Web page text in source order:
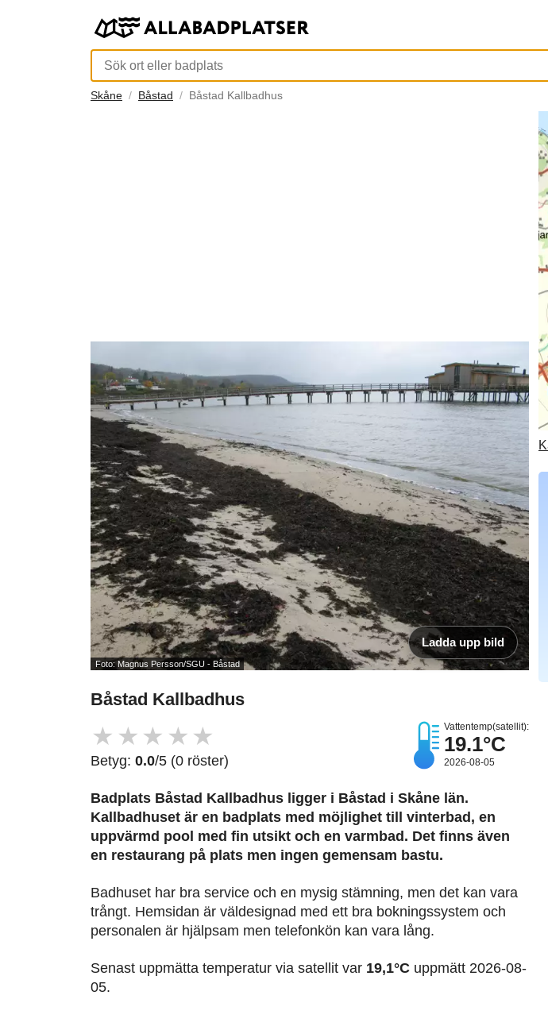
Skåne Båstad Båstad Kallbadhus
Foto: Magnus Persson/SGU - Båstad
Ladda upp bild
Båstad Kallbadhus
★ ★ ★ ★ ★
Betyg: 0.0/5 (0 röster)
Vattentemp(satellit):
19.1°C
2026-08-05
Badplats Båstad Kallbadhus ligger i Båstad i Skåne län.
Kallbadhuset är en badplats med möjlighet till vinterbad, en
uppvärmd pool med fin utsikt och en varmbad. Det finns även
en restaurang på plats men ingen gemensam bastu.
Badhuset har bra service och en mysig stämning, men det kan vara
trångt. Hemsidan är väldesignad med ett bra bokningssystem och
personalen är hjälpsam men telefonkön kan vara lång.
Senast uppmätta temperatur via satellit var 19,1°C uppmätt 2026-08-
05.